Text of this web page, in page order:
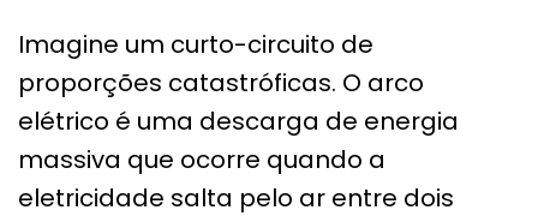
Imagine um curto-circuito de
proporções catastróficas. O arco
elétrico é uma descarga de energia
massiva que ocorre quando a
eletricidade salta pelo ar entre dois